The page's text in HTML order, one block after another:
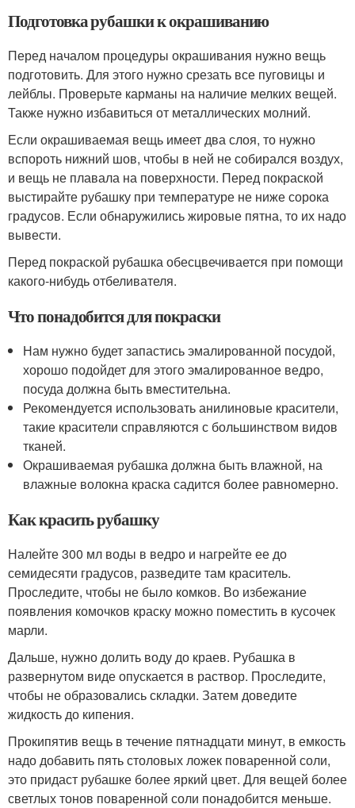
Подготовка рубашки к окрашиванию
Перед началом процедуры окрашивания нужно вещь
подготовить. Для этого нужно срезать все пуговицы и
лейблы. Проверьте карманы на наличие мелких вещей.
Также нужно избавиться от металлических молний.
Если окрашиваемая вещь имеет два слоя, то нужно
вспороть нижний шов, чтобы в ней не собирался воздух,
и вещь не плавала на поверхности. Перед покраской
выстирайте рубашку при температуре не ниже сорока
градусов. Если обнаружились жировые пятна, то их надо
вывести.
Перед покраской рубашка обесцвечивается при помощи
какого-нибудь отбеливателя.
Что понадобится для покраски
Нам нужно будет запастись эмалированной посудой,
хорошо подойдет для этого эмалированное ведро,
посуда должна быть вместительна.
Рекомендуется использовать анилиновые красители,
такие красители справляются с большинством видов
тканей.
Окрашиваемая рубашка должна быть влажной, на
влажные волокна краска садится более равномерно.
Как красить рубашку
Налейте 300 мл воды в ведро и нагрейте ее до
семидесяти градусов, разведите там краситель.
Проследите, чтобы не было комков. Во избежание
появления комочков краску можно поместить в кусочек
марли.
Дальше, нужно долить воду до краев. Рубашка в
развернутом виде опускается в раствор. Проследите,
чтобы не образовались складки. Затем доведите
жидкость до кипения.
Прокипятив вещь в течение пятнадцати минут, в емкость
надо добавить пять столовых ложек поваренной соли,
это придаст рубашке более яркий цвет. Для вещей более
светлых тонов поваренной соли понадобится меньше.